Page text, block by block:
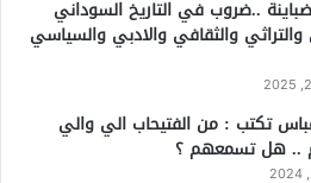
..ضروب في التاريخ السوداني
والتراثي والثقافي والادبي والسياسي
تكتب : من الفتيحاب الي والي
.. هل تسمعهم ؟